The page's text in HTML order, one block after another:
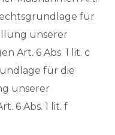
für
unserer
Art. 6 Abs. 1 lit. c
für die
unserer
6 Abs. 1 lit. f